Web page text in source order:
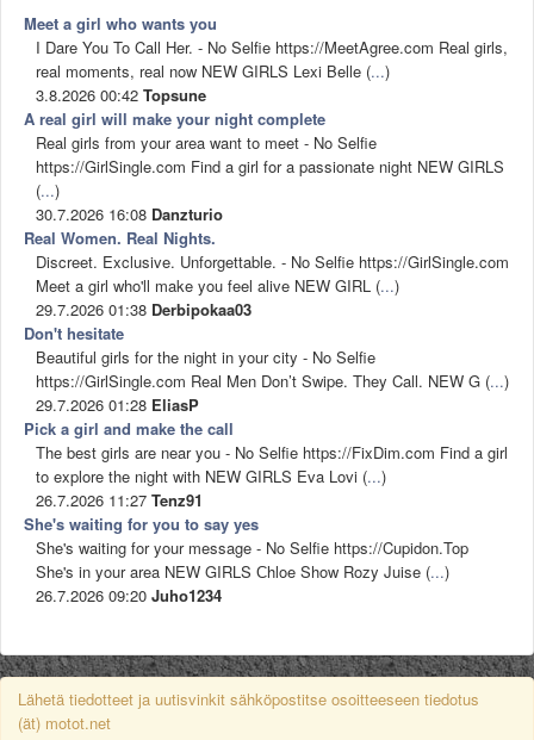
Meet a girl who wants you
I Dare You To Call Her. - No Selfie https://MeetAgree.com Real girls,
real moments, real now NEW GIRLS Lexi Belle (...)
3.8.2026 00:42 Topsune
A real girl will make your night complete
Real girls from your area want to meet - No Selfie
https://GirlSingle.com Find a girl for a passionate night NEW GIRLS
(...)
30.7.2026 16:08 Danzturio
Real Women. Real Nights.
Discreet. Exclusive. Unforgettable. - No Selfie https://GirlSingle.com
Meet a girl who'll make you feel alive NEW GIRL (...)
29.7.2026 01:38 Derbipokaa03
Don't hesitate
Beautiful girls for the night in your city - No Selfie
https://GirlSingle.com Real Men Don’t Swipe. They Call. NEW G (...)
29.7.2026 01:28 EliasP
Pick a girl and make the call
The best girls are near you - No Selfie https://FixDim.com Find a girl
to explore the night with NEW GIRLS Eva Lovi (...)
26.7.2026 11:27 Tenz91
She's waiting for you to say yes
She's waiting for your message - No Selfie https://Cupidon.Top
She's in your area NEW GIRLS Сhloe Show Rozy Juise (...)
26.7.2026 09:20 Juho1234
Lähetä tiedotteet ja uutisvinkit sähköpostitse osoitteeseen tiedotus
(ät) motot.net